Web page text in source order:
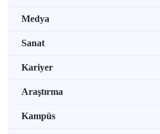
Medya
Sanat
Kariyer
Araştırma
Kampüs